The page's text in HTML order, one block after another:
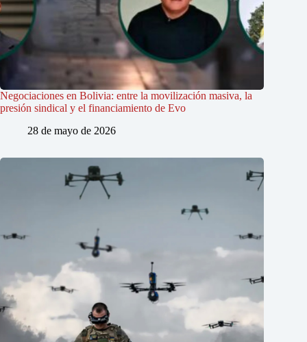
Negociaciones en Bolivia: entre la movilización masiva, la
presión sindical y el financiamiento de Evo
28 de mayo de 2026